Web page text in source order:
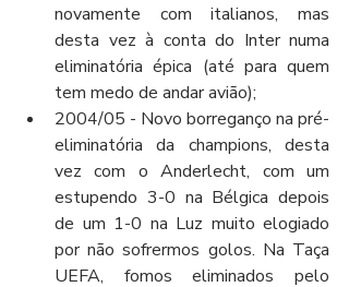
novamente com italianos, mas
desta vez à conta do Inter numa
eliminatória épica (até para quem
tem medo de andar avião);
2004/05 - Novo borreganço na pré-
eliminatória da champions, desta
vez com o Anderlecht, com um
estupendo 3-0 na Bélgica depois
de um 1-0 na Luz muito elogiado
por não sofrermos golos. Na Taça
UEFA, fomos eliminados pelo